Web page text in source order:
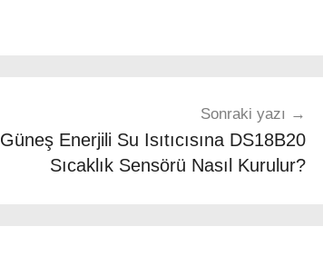
Sonraki yazı
Güneş Enerjili Su Isıtıcısına DS18B20
Sıcaklık Sensörü Nasıl Kurulur?